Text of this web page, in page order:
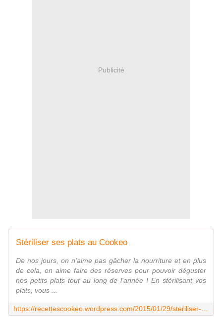
Publicité
Stériliser ses plats au Cookeo
De nos jours, on n'aime pas gâcher la nourriture et en plus
de cela, on aime faire des réserves pour pouvoir déguster
nos petits plats tout au long de l'année ! En stérilisant vos
plats, vous ...